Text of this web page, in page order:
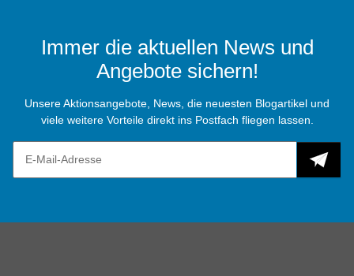
Immer die aktuellen News und
Angebote sichern!
Unsere Aktionsangebote, News, die neuesten Blogartikel und
viele weitere Vorteile direkt ins Postfach fliegen lassen.